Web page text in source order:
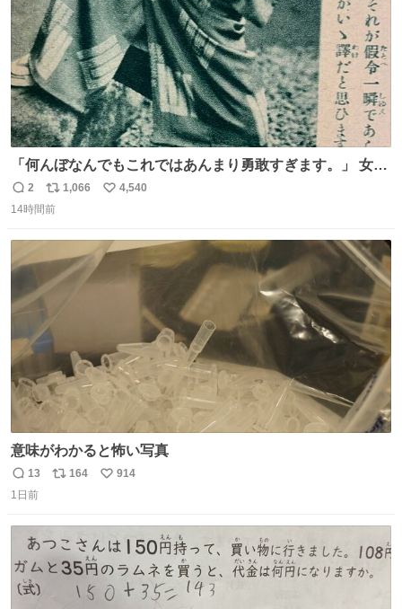
「何んぼなんでもこれではあんまり勇敢すぎます。」 女性
の立ち振る舞い指南コーナーで、大股を「下品」や「はし
たない」という言葉を使わず「勇敢すぎます」と洒落っ気
っていきたい… （昭和4年婦人倶楽部新年号より）
返
信
2
リ
ポ
1,066
い
数
4,540
14時間前
意味がわかると怖い写真
返
信
13
リ
ト
164
い
数
914
1日前